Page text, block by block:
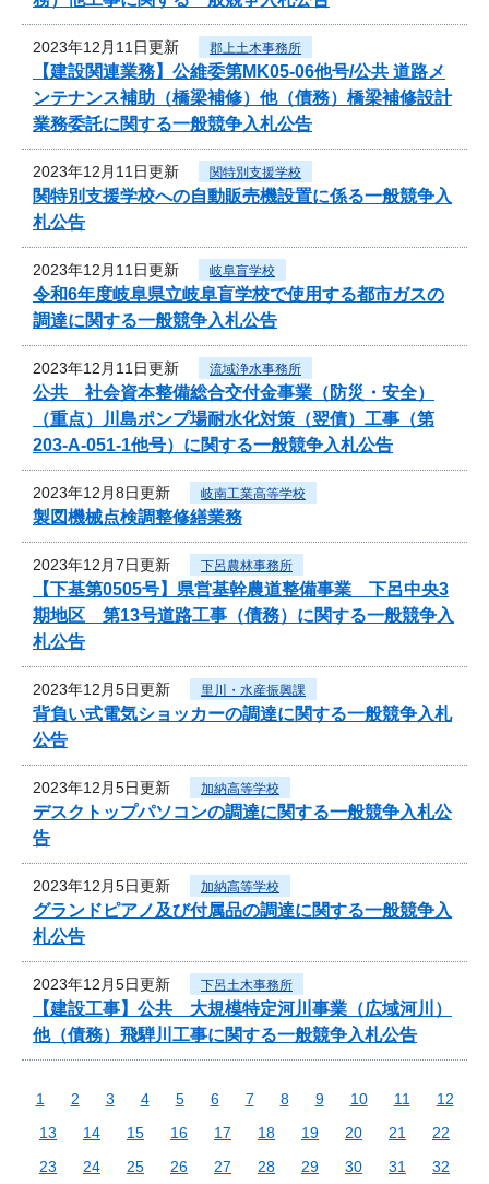
2023年12月11日更新 郡上土木事務所
【建設関連業務】公維委第MK05-06他号/公共 道路メ
ンテナンス補助（橋梁補修）他（債務）橋梁補修設計
業務委託に関する一般競争入札公告
2023年12月11日更新 関特別支援学校
関特別支援学校への自動販売機設置に係る一般競争入
札公告
2023年12月11日更新 岐阜盲学校
令和6年度岐阜県立岐阜盲学校で使用する都市ガスの
調達に関する一般競争入札公告
2023年12月11日更新 流域浄水事務所
公共 社会資本整備総合交付金事業（防災・安全）
（重点）川島ポンプ場耐水化対策（翌債）工事（第
203-A-051-1他号）に関する一般競争入札公告
2023年12月8日更新 岐南工業高等学校
製図機械点検調整修繕業務
2023年12月7日更新 下呂農林事務所
【下基第0505号】県営基幹農道整備事業 下呂中央3
期地区 第13号道路工事（債務）に関する一般競争入
札公告
2023年12月5日更新 里川・水産振興課
背負い式電気ショッカーの調達に関する一般競争入札
公告
2023年12月5日更新 加納高等学校
デスクトップパソコンの調達に関する一般競争入札公
告
2023年12月5日更新 加納高等学校
グランドピアノ及び付属品の調達に関する一般競争入
札公告
2023年12月5日更新 下呂土木事務所
【建設工事】公共 大規模特定河川事業（広域河川）
他（債務）飛騨川工事に関する一般競争入札公告
1 2 3 4 5 6 7 8 9 10 11
12
13
14 15 16 17 18 19 20 21
22
23
24 25 26 27 28 29 30 31
32